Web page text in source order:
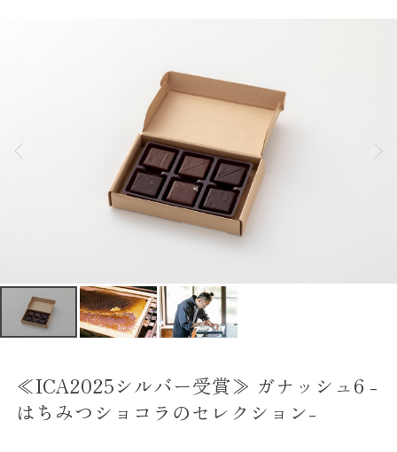
≪ICA2025シルバー受賞≫ ガナッシュ6 -
はちみつショコラのセレクション-